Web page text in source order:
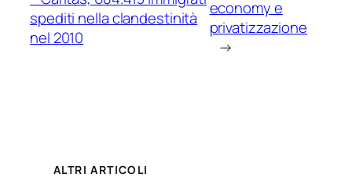
spediti nella clandestinità
nel 2010
economy e
privatizzazione
→
ALTRI ARTICOLI